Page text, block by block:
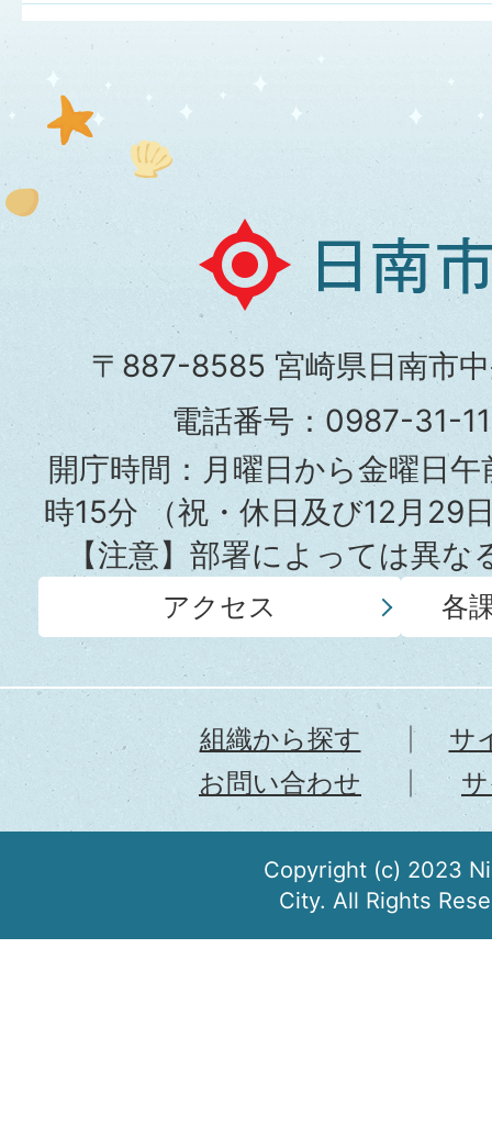
日
南
市
役
所
〒887-8585 宮崎県日南市
電話番号：0987-31-
開庁時間：月曜日から金曜日
時15分（祝・休日及び12月29
【注意】部署によっては異
アクセス 各
組織から探す
サ
お問い合わせ
Copyright (c) 2023
City. All Rights